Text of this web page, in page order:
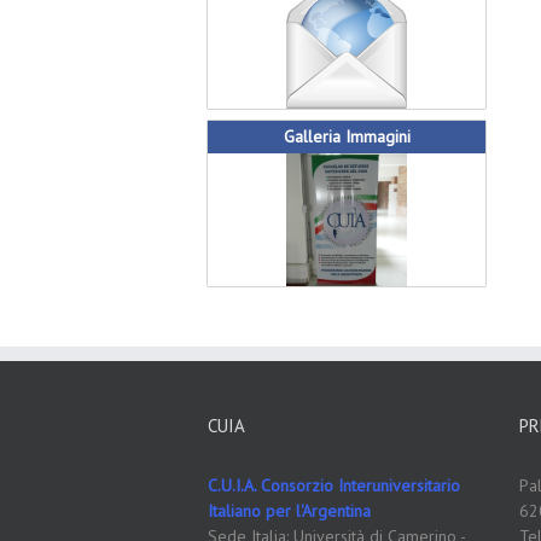
Galleria Immagini
CUIA
C.U.I.A. Consorzio Interuniversitario
Italiano per l'Argentina
Sede Italia: Università di Camerino -